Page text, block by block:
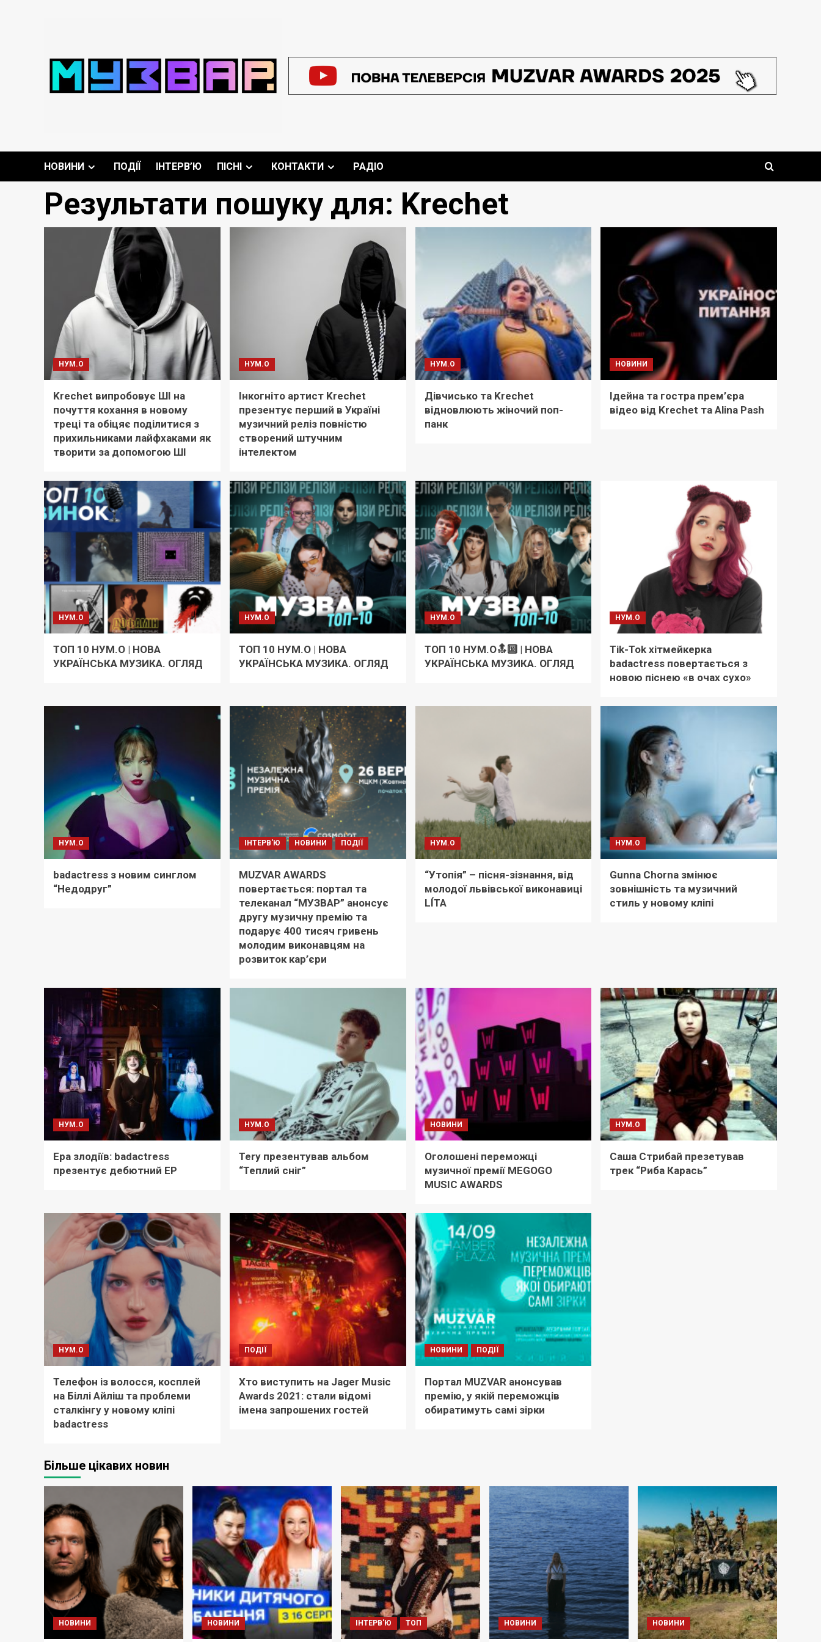
НОВИНИ ПОДІЇ ІНТЕРВ’Ю ПІСНІ КОНТАКТИ РАДІО
Результати пошуку для: Krechet
НУМ.О
Krechet випробовує ШІ на
почуття кохання в новому
треці та обіцяє поділитися з
прихильниками лайфхаками як
творити за допомогою ШІ
НУМ.О
Інкогніто артист Krechet
презентує перший в Україні
музичний реліз повністю
створений штучним
інтелектом
НУМ.О
Дівчисько та Krechet
відновлюють жіночий поп-
панк
НОВИНИ
Ідейна та гостра прем’єра
відео від Krechet та Alina Pash
НУМ.О
ТОП 10 НУМ.О | НОВА
УКРАЇНСЬКА МУЗИКА. ОГЛЯД
НУМ.О
ТОП 10 НУМ.О | НОВА
УКРАЇНСЬКА МУЗИКА. ОГЛЯД
НУМ.О
ТОП 10 НУМ.О🔝🔟 | НОВА
УКРАЇНСЬКА МУЗИКА. ОГЛЯД
НУМ.О
Tik-Tok хітмейкерка
badactress повертається з
новою піснею «в очах сухо»
НУМ.О
badactress з новим синглом
“Недодруг”
ІНТЕРВ'Ю НОВИНИ ПОДІЇ
MUZVAR AWARDS
повертається: портал та
телеканал “МУЗВАР” анонсує
другу музичну премію та
подарує 400 тисяч гривень
молодим виконавцям на
розвиток кар’єри
НУМ.О
“Утопія” – пісня-зізнання, від
молодої львівської виконавиці
LÍTA
НУМ.О
Gunna Chorna змінює
зовнішність та музичний
стиль у новому кліпі
НУМ.О
Ера злодіїв: badactress
презентує дебютний ЕР
НУМ.О
Tery презентував альбом
“Теплий сніг”
НОВИНИ
Оголошені переможці
музичної премії MEGOGO
MUSIC AWARDS
НУМ.О
Саша Стрибай презетував
трек “Риба Карась”
НУМ.О
Телефон із волосся, косплей
на Біллі Айліш та проблеми
сталкінгу у новому кліпі
badactress
ПОДІЇ
Хто виступить на Jager Music
Awards 2021: стали відомі
імена запрошених гостей
НОВИНИ ПОДІЇ
Портал MUZVAR анонсував
премію, у якій переможців
обиратимуть самі зірки
Більше цікавих новин
НОВИНИ НОВИНИ ІНТЕРВ'Ю ТОП НОВИНИ НОВИНИ